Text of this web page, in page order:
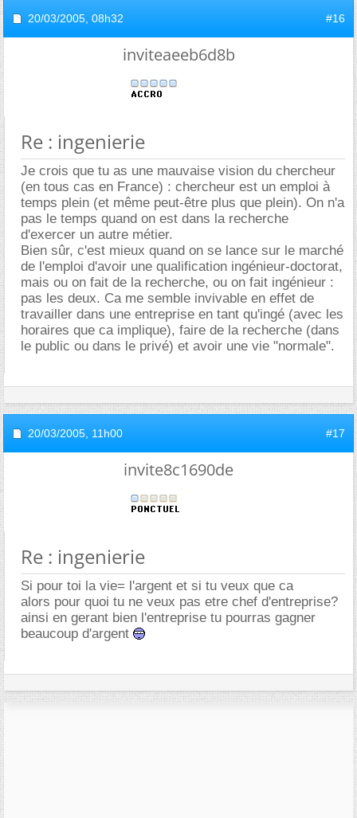
20/03/2005, 08h32 #16
inviteaeeb6d8b
Re : ingenierie
Je crois que tu as une mauvaise vision du chercheur
(en tous cas en France) : chercheur est un emploi à
temps plein (et même peut-être plus que plein). On n'a
pas le temps quand on est dans la recherche
d'exercer un autre métier.
Bien sûr, c'est mieux quand on se lance sur le marché
de l'emploi d'avoir une qualification ingénieur-doctorat,
mais ou on fait de la recherche, ou on fait ingénieur :
pas les deux. Ca me semble invivable en effet de
travailler dans une entreprise en tant qu'ingé (avec les
horaires que ca implique), faire de la recherche (dans
le public ou dans le privé) et avoir une vie "normale".
20/03/2005, 11h00 #17
invite8c1690de
Re : ingenierie
Si pour toi la vie= l'argent et si tu veux que ca
alors pour quoi tu ne veux pas etre chef d'entreprise?
ainsi en gerant bien l'entreprise tu pourras gagner
beaucoup d'argent